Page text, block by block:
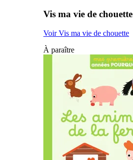
Vis ma vie de chouette
Voir Vis ma vie de chouette
À paraître